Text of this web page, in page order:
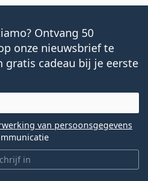
Ontvang 50
onze nieuwsbrief te
gratis cadeau bij je eerste
in
van persoonsgegevens